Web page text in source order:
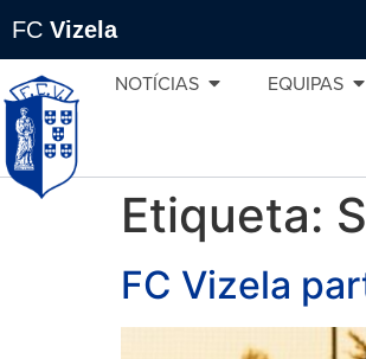
FC Vizela
NOTÍCIAS EQUIPAS
Etiqueta:
FC Vizela